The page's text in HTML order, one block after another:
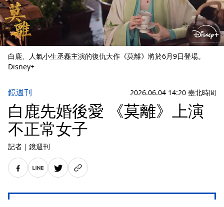
白鹿、人氣小生丞磊主演的復仇大作《莫離》將於6月9日登場。
Disney+
鏡週刊 2026.06.04 14:20 臺北時間
白鹿先婚後愛 《莫離》上演
不正常女子
記者 ｜ 鏡週刊